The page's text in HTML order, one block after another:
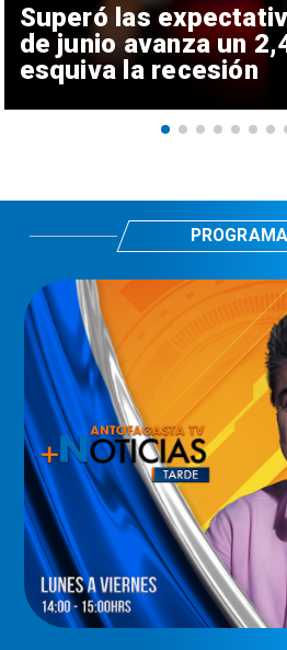
Superó las
de junio avanza un
esquiva la recesión